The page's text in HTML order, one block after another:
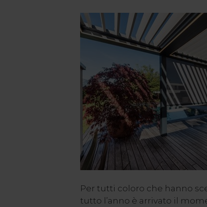
Per tutti coloro che hanno
tutto l’anno è arrivato il